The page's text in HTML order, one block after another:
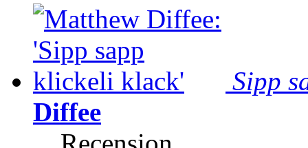
Sipp
Diffee